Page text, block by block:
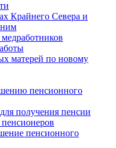
Крайнего Севера и
ним
матерей по новому
пенсионного
получения пенсии
пенсионного